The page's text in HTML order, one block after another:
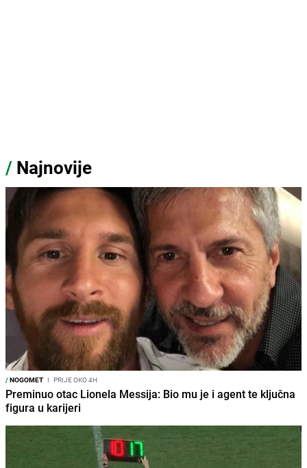
/ Najnovije
/NOGOMET I PRIJE OKO 4H
Preminuo otac Lionela Messija: Bio mu je i agent te ključna
figura u karijeri